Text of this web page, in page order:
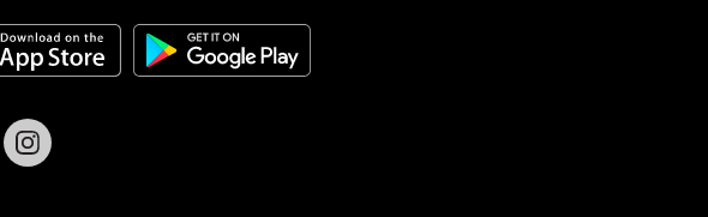
Facebook